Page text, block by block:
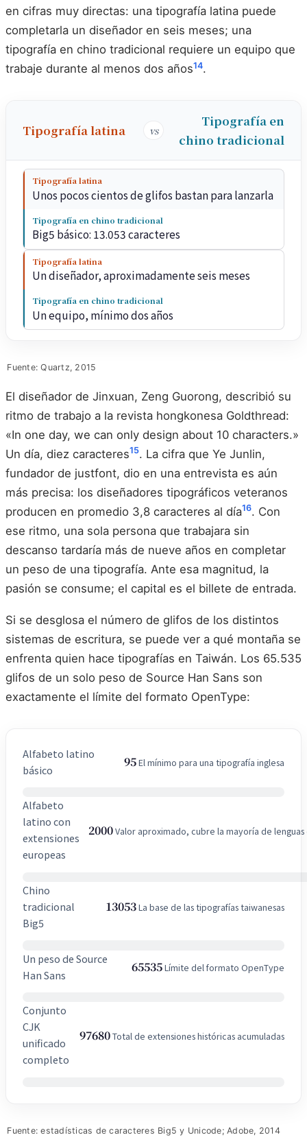
en cifras muy directas: una tipografía latina puede
completarla un diseñador en seis meses; una
tipografía en chino tradicional requiere un equipo que
trabaje durante al menos dos años14.
Tipografía latina vs
Tipografía en
chino tradicional
Tipografía latina
Unos pocos cientos de glifos bastan para lanzarla
Tipografía en chino tradicional
Big5 básico: 13.053 caracteres
Tipografía latina
Un diseñador, aproximadamente seis meses
Tipografía en chino tradicional
Un equipo, mínimo dos años
Fuente: Quartz, 2015
El diseñador de Jinxuan, Zeng Guorong, describió su
ritmo de trabajo a la revista hongkonesa Goldthread:
«In one day, we can only design about 10 characters.»
Un día, diez caracteres15. La cifra que Ye Junlin,
fundador de justfont, dio en una entrevista es aún
más precisa: los diseñadores tipográficos veteranos
producen en promedio 3,8 caracteres al día16. Con
ese ritmo, una sola persona que trabajara sin
descanso tardaría más de nueve años en completar
un peso de una tipografía. Ante esa magnitud, la
pasión se consume; el capital es el billete de entrada.
Si se desglosa el número de glifos de los distintos
sistemas de escritura, se puede ver a qué montaña se
enfrenta quien hace tipografías en Taiwán. Los 65.535
glifos de un solo peso de Source Han Sans son
exactamente el límite del formato OpenType:
Alfabeto latino
básico
95El mínimo para una tipografía inglesa
Alfabeto
latino con
extensiones
europeas
2000Valor aproximado, cubre la mayoría de
Chino
tradicional
Big5
13053La base de las tipografías taiwanesas
Un peso de Source
Han Sans
65535Límite del formato OpenType
Conjunto
CJK
unificado
completo
97680Total de extensiones históricas acumuladas
Fuente: estadísticas de caracteres Big5 y Unicode; Adobe, 2014